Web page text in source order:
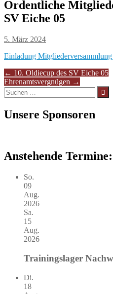
Ordentliche
SV Eiche 05
5. März 2024
Einladung
Artikel-
Navigation
← 10. Oldiecup des SV Eiche 05
Ehrenamtsvergnügen →
Suchen
nach:
Unsere Sponsoren
Anstehende Termine:
So.
09
Aug.
2026
Sa.
15
Aug.
2026
Trainingslager
Di.
18